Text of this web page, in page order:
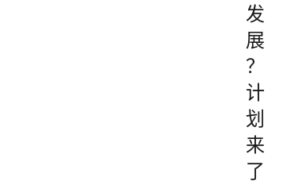
发
展
？
计
划
来
了